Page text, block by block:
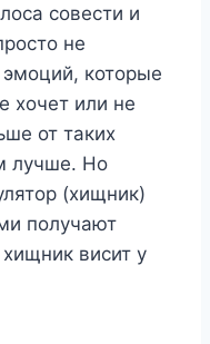
совести и
не
которые
хочет или не
от таких
лучше. Но
(хищник)
получают
висит у